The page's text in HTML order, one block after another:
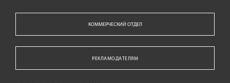
КОММЕРЧЕСКИЙ ОТДЕЛ
РЕКЛАМОДАТЕЛЯМ